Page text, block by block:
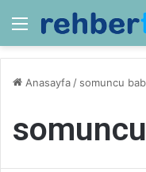
Menü
Anasayfa / somuncu